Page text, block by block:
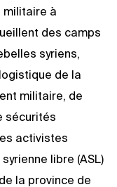
militaire à
des camps
syriens,
de la
militaire, de
sécurités
activistes
libre (ASL)
la province de